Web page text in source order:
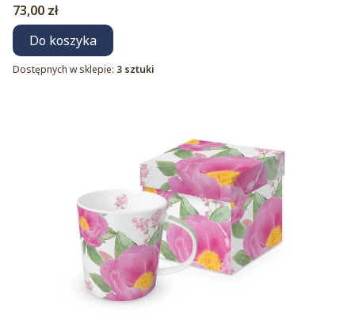
Cena
73,00 zł
Do koszyka
Dostępnych w sklepie: 3 sztuki